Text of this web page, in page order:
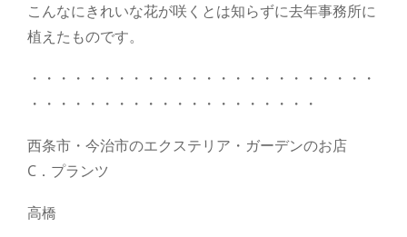
こんなにきれいな花が咲くとは知らずに去年事務所に
植えたものです。
・・・・・・・・・・・・・・・・・・・・・・・・
・・・・・・・・・・・・・・・・・・・・
西条市・今治市のエクステリア・ガーデンのお店
C．プランツ
高橋